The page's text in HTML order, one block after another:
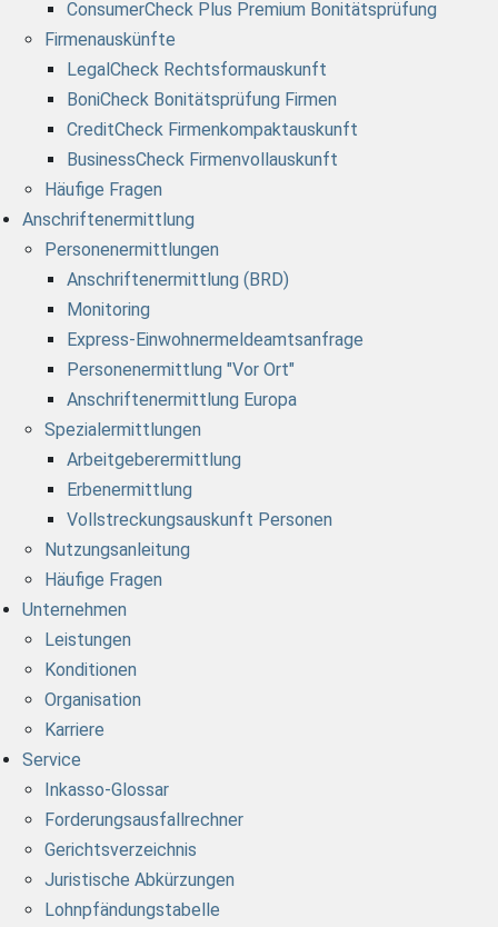
ConsumerCheck Plus Premium Bonitätsprüfung
Firmenauskünfte
LegalCheck Rechtsformauskunft
BoniCheck Bonitätsprüfung Firmen
CreditCheck Firmenkompaktauskunft
BusinessCheck Firmenvollauskunft
Häufige Fragen
Anschriftenermittlung
Personenermittlungen
Anschriftenermittlung (BRD)
Monitoring
Express-Einwohnermeldeamtsanfrage
Personenermittlung "Vor Ort"
Anschriftenermittlung Europa
Spezialermittlungen
Arbeitgeberermittlung
Erbenermittlung
Vollstreckungsauskunft Personen
Nutzungsanleitung
Häufige Fragen
Unternehmen
Leistungen
Konditionen
Organisation
Karriere
Service
Inkasso-Glossar
Forderungsausfallrechner
Gerichtsverzeichnis
Juristische Abkürzungen
Lohnpfändungstabelle